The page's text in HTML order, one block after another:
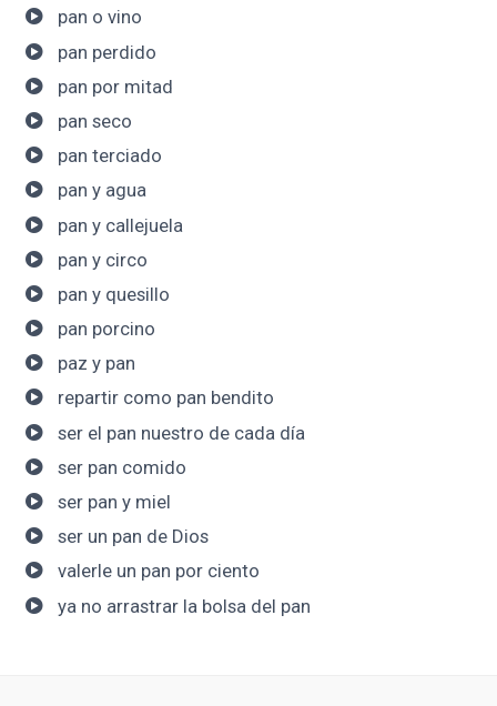
pan o vino
pan perdido
pan por mitad
pan seco
pan terciado
pan y agua
pan y callejuela
pan y circo
pan y quesillo
pan porcino
paz y pan
repartir como pan bendito
ser el pan nuestro de cada día
ser pan comido
ser pan y miel
ser un pan de Dios
valerle un pan por ciento
ya no arrastrar la bolsa del pan